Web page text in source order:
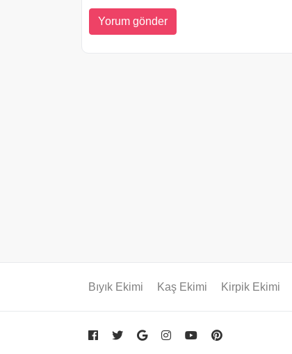
Bıyık Ekimi Kaş Ekimi Kirpik Ekimi